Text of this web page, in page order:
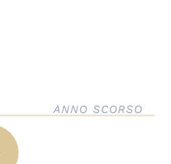
ANNO SCORSO